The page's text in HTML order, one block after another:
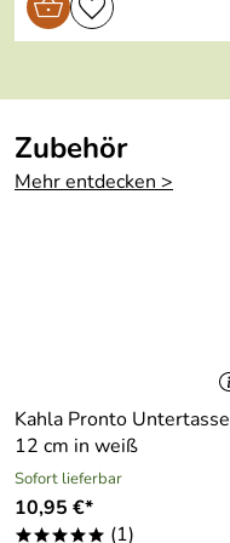
Zubehör
Mehr entdecken >
Kahla Pronto Untertasse
12 cm in weiß
Sofort lieferbar
10,95 €*
***** (1)